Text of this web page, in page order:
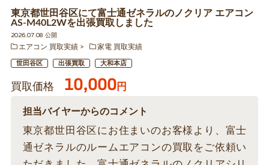
東京都世田谷区にて富士通ゼネラルのノクリア エアコン
AS-M40L2Wを出張買取しました
2026.07.08 公開
エアコン 買取実績
家電 買取実績
世田谷区 出張買取 大和本店
買取価格 10,000円
担当バイヤーからのコメント
東京都世田谷区にお住まいのお客様より、富士
通ゼネラルのルームエアコンの買取をご依頼い